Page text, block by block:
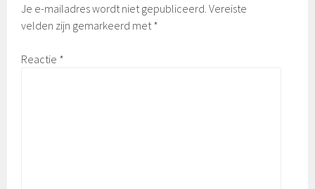
Je e-mailadres wordt niet gepubliceerd. Vereiste
velden zijn gemarkeerd met *
Reactie *